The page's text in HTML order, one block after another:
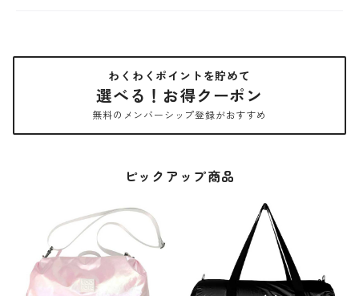
わくわくポイントを貯めて
選べる！お得クーポン
無料のメンバーシップ登録がおすすめ
ピックアップ商品